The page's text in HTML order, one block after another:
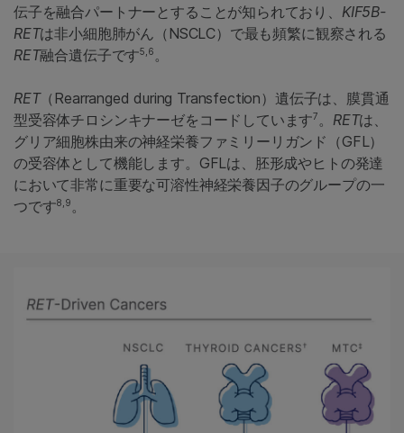
伝子を融合パートナーとすることが知られており、 KIF5B-
RETは非小細胞肺がん（NSCLC）で最も頻繁に観察される
RET融合遺伝子です5,6。
RET（Rearranged during Transfection）遺伝子は、膜貫通
型受容体チロシンキナーゼをコードしています7。 RETは、
グリア細胞株由来の神経栄養ファミリーリガンド（GFL）
の受容体として機能します。GFLは、胚形成やヒトの発達
において非常に重要な可溶性神経栄養因子のグループの一
つです8,9。